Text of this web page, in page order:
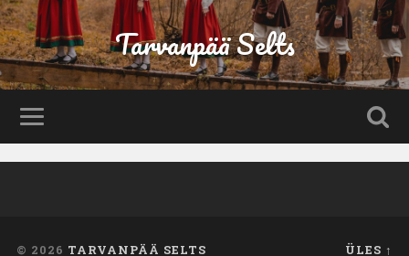
Tarvanpää Selts
© 2026 TARVANPÄÄ SELTS ÜLES ↑